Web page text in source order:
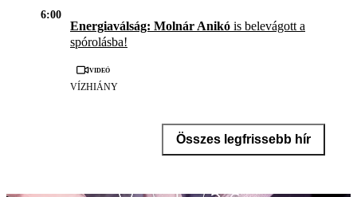
6:00
Energiaválság: Molnár Anikó is belevágott a
spórolásba!
Videó
VÍZHIÁNY
Összes legfrissebb hír